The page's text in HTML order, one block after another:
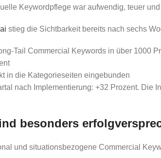
Keywordpflege war aufwendig, teuer
stieg die Sichtbarkeit bereits nach sechs
Tail Commercial Keywords in über 1000
in die Kategorieseiten eingebunden
nach Implementierung: +32 Prozent. Die
besonders
und situationsbezogene Commercial